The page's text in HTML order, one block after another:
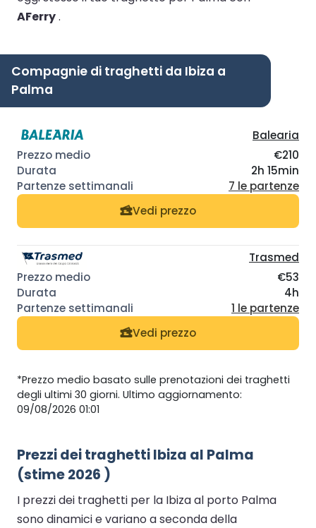
AFerry.
Compagnie di traghetti da Ibiza a
Palma
Balearia
€210
2h 15min
7 le partenze
Vedi prezzo
Trasmed
€53
4h
1 le partenze
Vedi prezzo
*Prezzo medio basato sulle prenotazioni dei traghetti
degli ultimi 30 giorni. Ultimo aggiornamento:
09/08/2026 01:01
Prezzi dei traghetti Ibiza al Palma
(stime 2026 )
I prezzi dei traghetti per la Ibiza al porto Palma
sono dinamici e variano a seconda della